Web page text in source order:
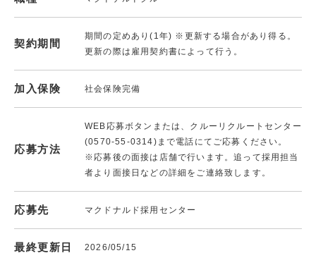
契約期間
期間の定めあり(1年) ※更新する場合があり得る。
更新の際は雇用契約書によって行う。
加入保険 社会保険完備
応募方法
WEB応募ボタンまたは、クルーリクルートセンター
(0570-55-0314)まで電話にてご応募ください。
※応募後の面接は店舗で行います。追って採用担当
者より面接日などの詳細をご連絡致します。
応募先 マクドナルド採用センター
最終更新日 2026/05/15